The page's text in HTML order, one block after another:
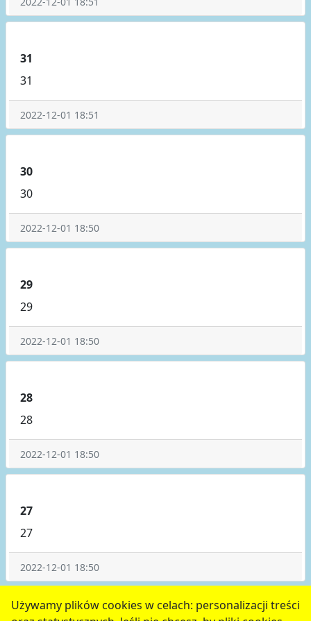
Używamy plików cookies w celach: personalizacji treści
31
31
2022-12-01 18:51
30
30
2022-12-01 18:50
29
29
2022-12-01 18:50
28
28
2022-12-01 18:50
27
27
2022-12-01 18:50
poprzednie 3 4 5 6 7 następne